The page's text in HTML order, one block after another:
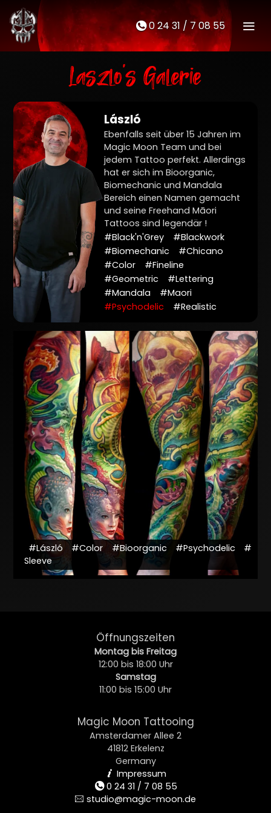
t0 24 31 / 7 08 55 M
Laszlo's Galerie
László
Ebenfalls seit über 15 Jahren im
Magic Moon Team und bei
jedem Tattoo perfekt. Allerdings
hat er sich im Bioorganic,
Biomechanic und Mandala
Bereich einen Namen gemacht
und seine Freehand Māori
Tattoos sind legendär !
#Black'n'Grey
#Blackwork
#Biomechanic
#Chicano
#Color
#Fineline
#Geometric
#Lettering
#Mandala
#Maori
#Psychodelic
#Realistic
#László #Color #Bioorganic #Psychodelic
#
Sleeve
Öffnungszeiten
Montag bis Freitag
12:00 bis 18:00 Uhr
Samstag
11:00 bis 15:00 Uhr
Magic Moon Tattooing
Amsterdamer Allee 2
41812 Erkelenz
Germany
i Impressum
t0 24 31 / 7 08 55
e studio@magic-moon.de